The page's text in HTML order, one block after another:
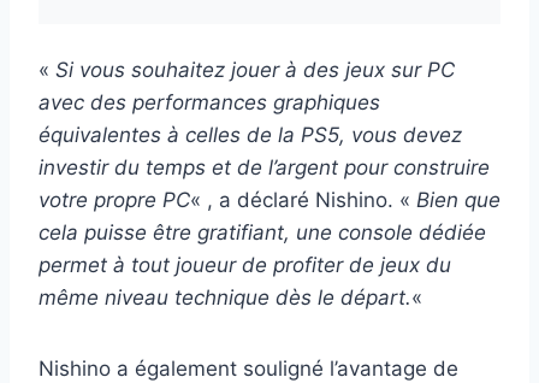
« Si vous souhaitez jouer à des jeux sur PC
avec des performances graphiques
équivalentes à celles de la PS5, vous devez
investir du temps et de l’argent pour construire
votre propre PC« , a déclaré Nishino. « Bien que
cela puisse être gratifiant, une console dédiée
permet à tout joueur de profiter de jeux du
même niveau technique dès le départ.«
Nishino a également souligné l’avantage de